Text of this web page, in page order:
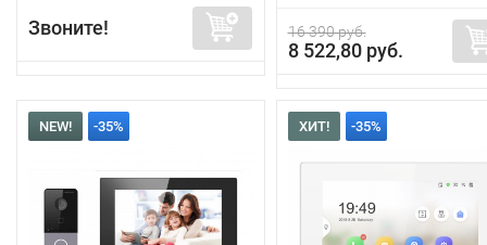
Звоните! 16 390 руб.
8 522,80 руб.
NEW! -35% ХИТ! -35%